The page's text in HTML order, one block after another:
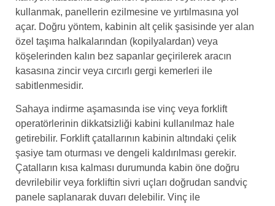
kullanmak, panellerin ezilmesine ve yırtılmasına yol
açar. Doğru yöntem, kabinin alt çelik şasisinde yer alan
özel taşıma halkalarından (kopilyalardan) veya
köşelerinden kalın bez sapanlar geçirilerek aracın
kasasına zincir veya cırcırlı gergi kemerleri ile
sabitlenmesidir.
Sahaya indirme aşamasında ise vinç veya forklift
operatörlerinin dikkatsizliği kabini kullanılmaz hale
getirebilir. Forklift çatallarının kabinin altındaki çelik
şasiye tam oturması ve dengeli kaldırılması gerekir.
Çatalların kısa kalması durumunda kabin öne doğru
devrilebilir veya forkliftin sivri uçları doğrudan sandviç
panele saplanarak duvarı delebilir. Vinç ile